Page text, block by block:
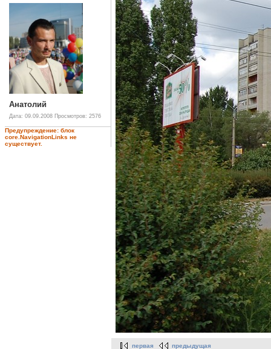
Анатолий
Дата: 09.09.2008 Просмотров: 2576
Предупреждение: блок
core.NavigationLinks не
существует.
первая предыдущая